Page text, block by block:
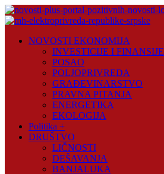
Skip
to
Plus
NOVOSTI EKONOMIJA
INVESTICIJE I FINANSIJE
POSAO
POLJOPRIVREDA
GRAĐEVINARSTVO
PRAVNA PITANJA
ENERGETIKA
EKOLOGIJA
Politika +
DRUŠTVO
LIČNOSTI
DEŠAVANJA
BANJALUKA